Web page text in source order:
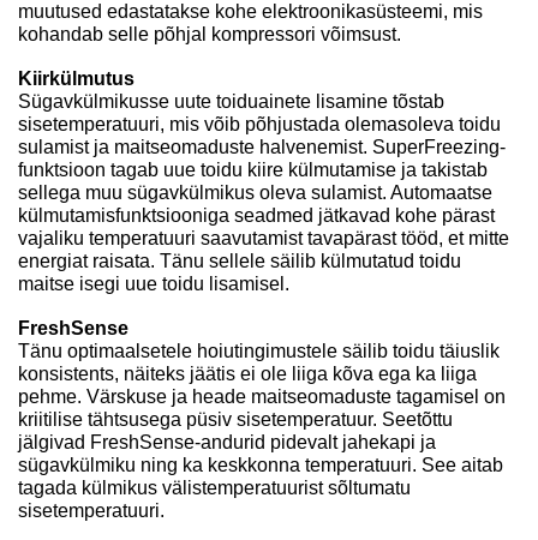
muutused edastatakse kohe elektroonikasüsteemi, mis
kohandab selle põhjal kompressori võimsust.
Kiirkülmutus
Sügavkülmikusse uute toiduainete lisamine tõstab
sisetemperatuuri, mis võib põhjustada olemasoleva toidu
sulamist ja maitseomaduste halvenemist. SuperFreezing-
funktsioon tagab uue toidu kiire külmutamise ja takistab
sellega muu sügavkülmikus oleva sulamist. Automaatse
külmutamisfunktsiooniga seadmed jätkavad kohe pärast
vajaliku temperatuuri saavutamist tavapärast tööd, et mitte
energiat raisata. Tänu sellele säilib külmutatud toidu
maitse isegi uue toidu lisamisel.
FreshSense
Tänu optimaalsetele hoiutingimustele säilib toidu täiuslik
konsistents, näiteks jäätis ei ole liiga kõva ega ka liiga
pehme. Värskuse ja heade maitseomaduste tagamisel on
kriitilise tähtsusega püsiv sisetemperatuur. Seetõttu
jälgivad FreshSense-andurid pidevalt jahekapi ja
sügavkülmiku ning ka keskkonna temperatuuri. See aitab
tagada külmikus välistemperatuurist sõltumatu
sisetemperatuuri.